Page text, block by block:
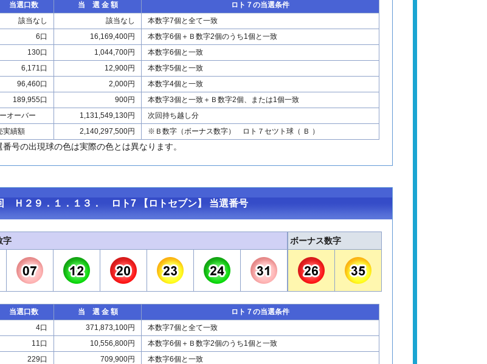
当選口数 当 選 金 額
ロト７の当選条件
該当なし 該当なし
本数字7個と全て一致
6口 16,169,400円
本数字6個＋Ｂ数字2個のうち1個と一致
130口 1,044,700円
本数字6個と一致
6,171口 12,900円
本数字5個と一致
96,460口 2,000円
本数字4個と一致
189,955口 900円
本数字3個と一致＋Ｂ数字2個、または1個一致
オーバー
1,131,549,130円
次回持ち越し分
実績額
2,140,297,500円 ※Ｂ数字（ボーナス数字） ロト７セツト球（ Ｂ ）
号の出現球の色は実際の色とは異なります。
Ｈ２９．１．１３． ロト7 【ロトセブン】 当選番号
字 ボーナス数字
当選口数 当 選 金 額
ロト７の当選条件
4口 371,873,100円
本数字7個と全て一致
11口 10,556,800円
本数字6個＋Ｂ数字2個のうち1個と一致
229口 709,900円
本数字6個と一致